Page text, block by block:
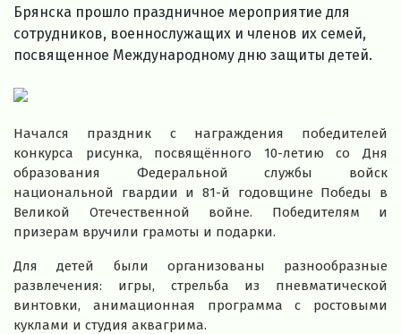
Брянска прошло праздничное мероприятие для
сотрудников, военнослужащих и членов их семей,
посвященное Международному дню защиты детей.
Начался праздник с награждения победителей
конкурса рисунка, посвящённого 10-летию со Дня
образования Федеральной службы войск
национальной гвардии и 81-й годовщине Победы в
Великой Отечественной войне. Победителям и
призерам вручили грамоты и подарки.
Для детей были организованы разнообразные
развлечения: игры, стрельба из пневматической
винтовки, анимационная программа с ростовыми
куклами и студия аквагрима.